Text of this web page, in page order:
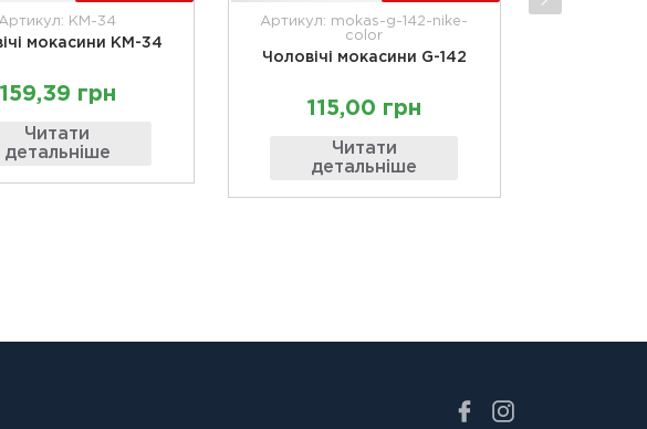
Артикул: KM-34
мокасини KM-34
159,39 грн
Читати
детальніше
Артикул: mokas-g-142-nike-
color
Чоловічі мокасини G-142
115,00 грн
Читати
детальніше